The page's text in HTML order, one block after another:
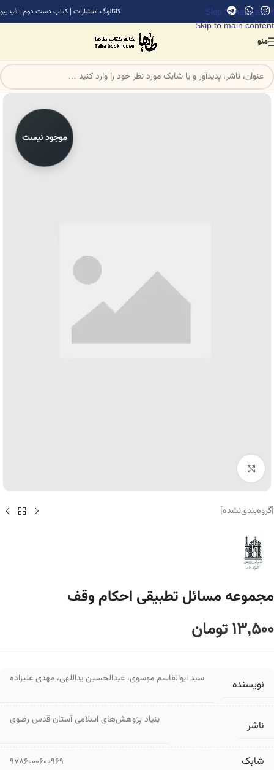
Skip to navigation
Skip to main content
کاتالوگ انتشارات | کتاب دست دوم | فیدیبو
منو
موجود نیست
برای بزرگنمایی کلیک کنید
[گروه‌بندی‌نشده]
مجموعه مسائل تطبیقی احکام وقف
13,500تومان
نویسنده سید ابوالقاسم موسوی، عبدالحسین یداللهی، مهدی علیزاده
ناشر بنیاد پژوهش‌های اسلامی آستان قدس رضوی
شابک 9786000600969